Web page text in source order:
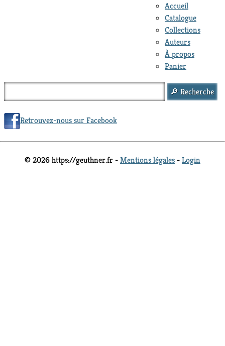
Accueil
Catalogue
Collections
Auteurs
À propos
Panier
Retrouvez-nous sur Facebook
© 2026 https://geuthner.fr -Mentions légales -Login